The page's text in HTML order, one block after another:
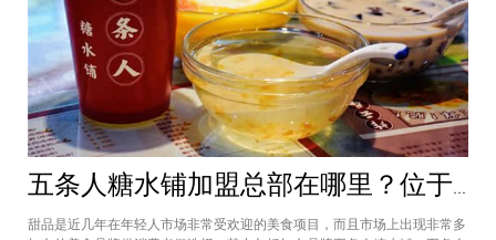
五条人糖水铺加盟总部在哪里？位于福建厦门欢迎大家前来考察
甜品是近几年在年轻人市场非常受欢迎的美食项目，而且市场上出现非常多